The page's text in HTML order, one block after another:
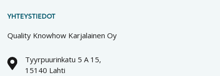
YHTEYSTIEDOT
Quality Knowhow Karjalainen Oy
Tyyrpuurinkatu 5 A 15,
15140 Lahti